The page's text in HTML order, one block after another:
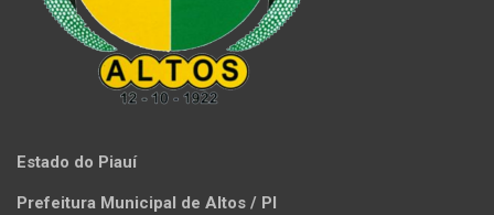
Estado do Piauí
Prefeitura Municipal de Altos / PI